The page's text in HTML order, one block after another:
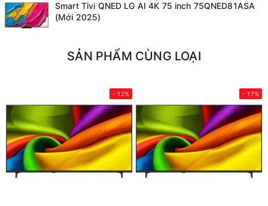
Smart Tivi QNED LG AI 4K 75 inch 75QNED81ASA
(Mới 2025)
SẢN PHẨM CÙNG LOẠI
- 12% - 17%